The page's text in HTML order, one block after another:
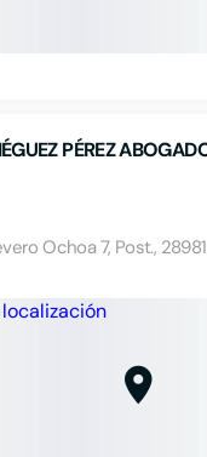
PÉREZ
Ochoa 7, Post.,